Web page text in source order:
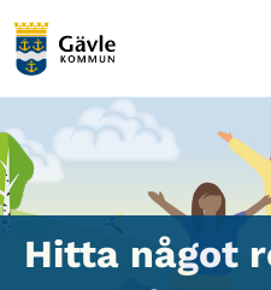
Hitta något